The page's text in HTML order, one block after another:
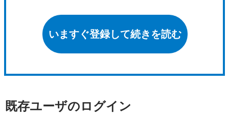
いますぐ登録して続きを読む
既存ユーザのログイン